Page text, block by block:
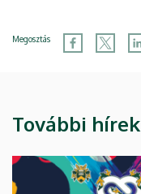
Megosztás
További hírek